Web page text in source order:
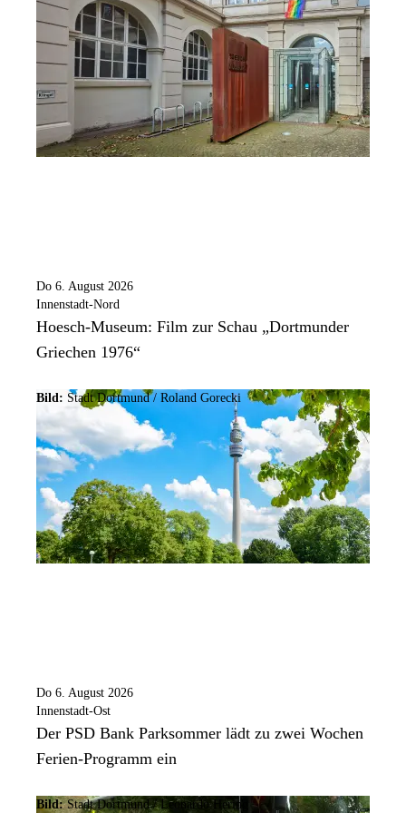
Do 6. August 2026
Innenstadt-Nord
Hoesch-Museum: Film zur Schau „Dortmunder
Griechen 1976“
Bild: Stadt Dortmund / Roland Gorecki
Do 6. August 2026
Innenstadt-Ost
Der PSD Bank Parksommer lädt zu zwei Wochen
Ferien-Programm ein
Bild: Stadt Dortmund / Leonardo Hering